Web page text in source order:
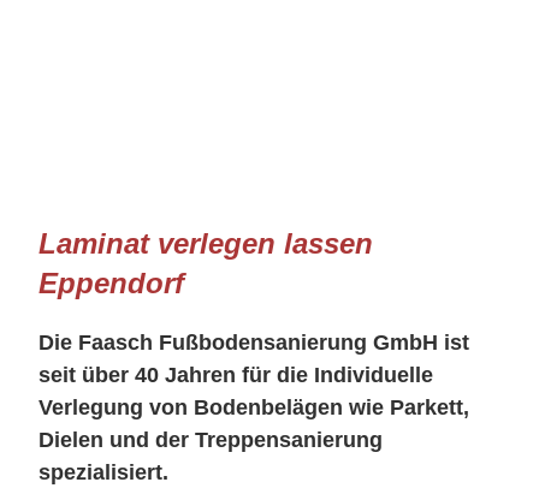
Laminat verlegen lassen
Eppendorf
Die Faasch Fußbodensanierung GmbH ist
seit über 40 Jahren für die Individuelle
Verlegung von Bodenbelägen wie Parkett,
Dielen und der Treppensanierung
spezialisiert.